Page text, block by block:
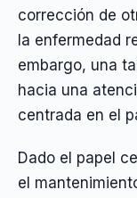
corrección de
la enfermedad
embargo, una
hacia una
centrada en el
Dado el papel
el